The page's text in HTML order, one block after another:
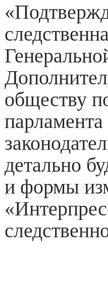
обществу
парламента
детально
и формы